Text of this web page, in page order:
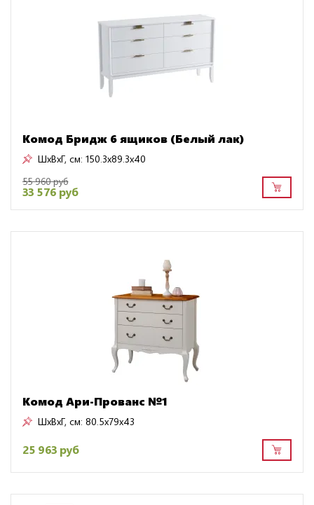
Комод Бридж 6 ящиков (Белый лак)
ШxВxГ, см: 150.3x89.3x40
55 960 руб
33 576 руб
Комод Ари-Прованс №1
ШxВxГ, см: 80.5x79x43
25 963 руб